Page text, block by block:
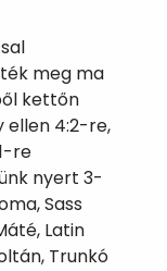
meg ma
kettőn
ellen 4:2-re,
re
nyert 3-
Sass
Latin
Trunkó